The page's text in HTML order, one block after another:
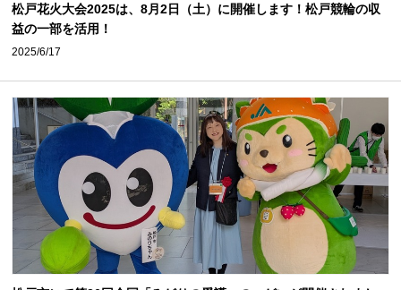
松戸花火大会2025は、8月2日（土）に開催します！松戸競輪の収
益の一部を活用！
2025/6/17